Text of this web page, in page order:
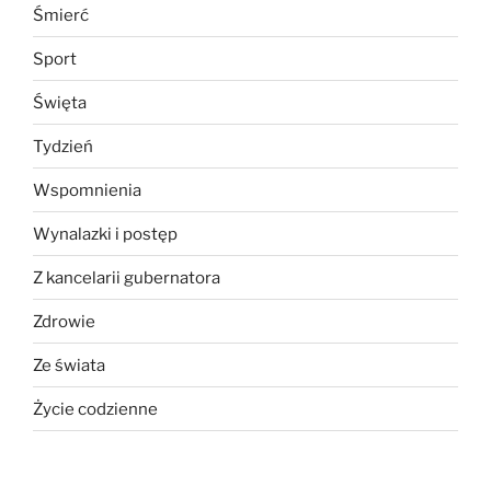
Śmierć
Sport
Święta
Tydzień
Wspomnienia
Wynalazki i postęp
Z kancelarii gubernatora
Zdrowie
Ze świata
Życie codzienne